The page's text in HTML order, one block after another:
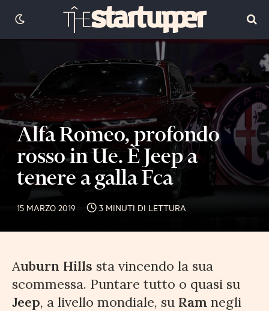
Alfa Romeo, profondo
rosso in Ue. È Jeep a
tenere a galla Fca
15 MARZO 2019 3 MINUTI DI LETTURA
Auburn Hills sta vincendo la sua
scommessa. Puntare tutto o quasi su
Jeep, a livello mondiale, su Ram negli